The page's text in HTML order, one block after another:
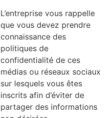
L’entreprise vous rappelle
que vous devez prendre
connaissance des
politiques de
confidentialité de ces
médias ou réseaux sociaux
sur lesquels vous êtes
inscrits afin d’éviter de
partager des informations